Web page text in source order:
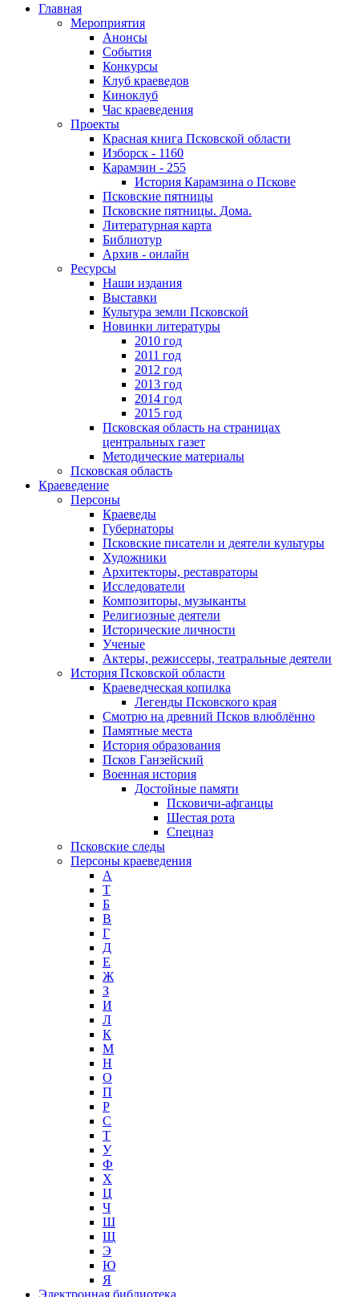
Главная
Мероприятия
Анонсы
События
Конкурсы
Клуб краеведов
Киноклуб
Час краеведения
Проекты
Красная книга Псковской области
Изборск - 1160
Карамзин - 255
История Карамзина о Пскове
Псковские пятницы
Псковские пятницы. Дома.
Литературная карта
Библиотур
Архив - онлайн
Ресурсы
Наши издания
Выставки
Культура земли Псковской
Новинки литературы
2010 год
2011 год
2012 год
2013 год
2014 год
2015 год
Псковская область на страницах
центральных газет
Методические материалы
Псковская область
Краеведение
Персоны
Краеведы
Губернаторы
Псковские писатели и деятели культуры
Художники
Архитекторы, реставраторы
Исследователи
Композиторы, музыканты
Религиозные деятели
Исторические личности
Ученые
Актеры, режиссеры, театральные деятели
История Псковской области
Краеведческая копилка
Легенды Псковского края
Смотрю на древний Псков влюблённо
Памятные места
История образования
Псков Ганзейский
Военная история
Достойные памяти
Псковичи-афганцы
Шестая рота
Спецназ
Псковские следы
Персоны краеведения
А
T
Б
В
Г
Д
Е
Ж
З
И
Л
К
М
Н
О
П
Р
С
Т
У
Ф
Х
Ц
Ч
Ш
Щ
Э
Ю
Я
Электронная библиотека